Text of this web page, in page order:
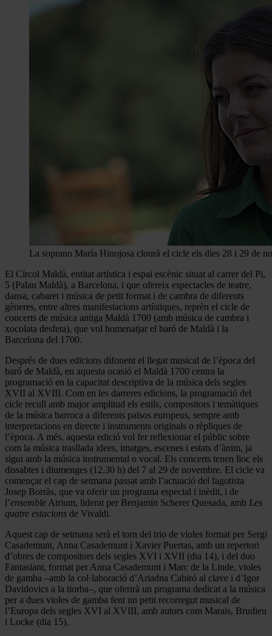
La soprano María Hinojosa clourà el cicle els dies 28 i 29 de
El Círcol Maldà, entitat artística i espai escènic situat al carrer del Pi,
5 (Palau Maldà), a Barcelona, i que ofereix espectacles de teatre,
dansa, cabaret i música de petit format i de cambra de diferents
gèneres, entre altres manifestacions artístiques, reprèn el cicle de
concerts de música antiga Maldà 1700 (amb música de cambra i
xocolata desfeta), que vol homenatjar el baró de Maldà i la
Barcelona del 1700.
Després de dues edicions difonent el llegat musical de l’època del
baró de Maldà, en aquesta ocasió el Maldà 1700 centra la
programació en la capacitat descriptiva de la música dels segles
XVII al XVIII. Com en les darreres edicions, la programació del
cicle recull amb major amplitud els estils, compositors i temàtiques
de la música barroca a diferents països europeus, sempre amb
interpretacions en directe i instruments originals o rèpliques de
l’època. A més, aquesta edició vol fer reflexionar el públic sobre
com la música trasllada idees, imatges, escenes i estats d’ànim, ja
sigui amb la música instrumental o vocal. Els concerts tenen lloc els
dissabtes i diumenges (12.30 h) del 7 al 29 de novembre. El cicle va
començar el cap de setmana passat amb l’actuació del fagotista
Josep Borràs, que va oferir un programa especial i inèdit, i de
l’ensemble Atrium, liderat per Benjamin Scherer Quesada, amb Les
quatre estacions de Vivaldi.
Aquest cap de setmana serà el torn del trio de violes format per Sergi
Casademunt, Anna Casademunt i Xavier Puertas, amb un repertori
d’obres de compositors dels segles XVI i XVII (dia 14), i del duo
Fantasiant, format per Anna Casademunt i Marc de la Linde, violes
de gamba –amb la col·laboració d’Ariadna Cabiró al clave i d’Igor
Davidovics a la tiorba–, que oferirà un programa dedicat a la música
per a dues violes de gamba fent un petit recorregut musical de
l’Europa dels segles XVI al XVIII, amb autors com Marais, Brudieu
i Locke (dia 15).